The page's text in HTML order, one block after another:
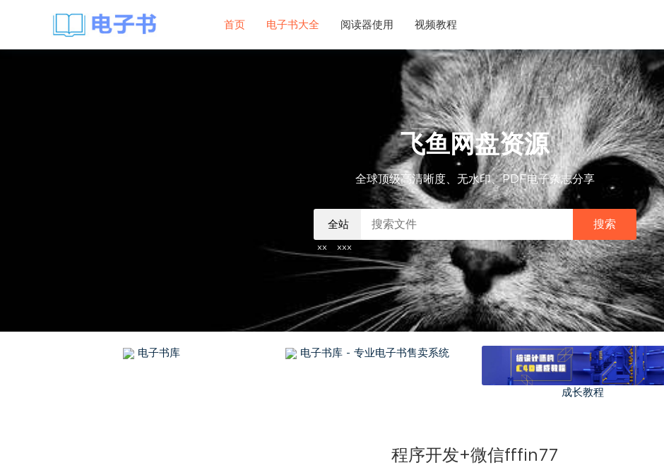
首页 电子书大全 阅读器使用 视频教程
飞鱼网盘资源
全球顶级高清晰度、无水印、PDF电子杂志分享
搜索
xx xxx
电子书库 电子书库 - 专业电子书售卖系统
成长教程
程序开发+微信fffin77